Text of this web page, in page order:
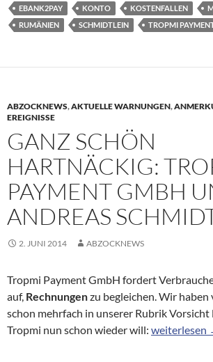
EBANK2PAY
KONTO KOSTENFALLEN
RUMÄNIEN
SCHMIDTLEIN TROPMI
ABZOCKNEWS,AKTUELLE WARNUNGEN,
EREIGNISSE
GANZ SCHÖN
HARTNÄCKIG:
PAYMENT GMBH
ANDREAS
2. JUNI 2014 ABZOCKNEWS
Tropmi Payment GmbH fordert
auf, Rechnungenzu begleichen. Wir haben
schon mehrfach in unserer Rubrik Vorsicht
Tropmi nun schon wieder will: Ganz schön
weiterlesen